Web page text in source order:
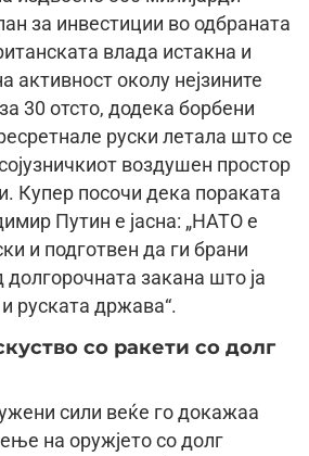
за инвестиции во одбраната
влада истакна и
активност околу нејзините
30 отсто, додека борбени
руски летала што се
воздушен простор
Купер посочи дека пораката
Путин е јасна: „НАТО е
и подготвен да ги брани
долгорочната закана што ја
и руската држава“.
со ракети со долг
сили веќе го докажаа
на оружјето со долг